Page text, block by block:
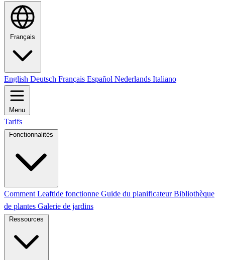
Français
English Deutsch Français Español Nederlands Italiano
Menu
Tarifs
Fonctionnalités
Comment Leaftide fonctionne Guide du planificateurBibliothèque
de plantes Galerie de jardins
Ressources